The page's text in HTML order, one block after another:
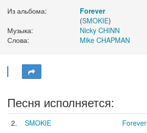
Из альбома:
Forever
(SMOKIE)
Музыка:
Nicky CHINN
Слова:
Mike CHAPMAN
Песня исполняется:
2. SMOKIE Forever